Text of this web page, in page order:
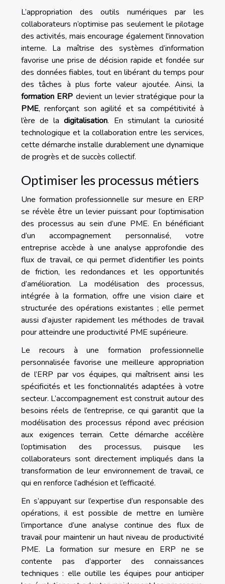
L’appropriation des outils numériques par les
collaborateurs n’optimise pas seulement le pilotage
des activités, mais encourage également l'innovation
interne. La maîtrise des systèmes d’information
favorise une prise de décision rapide et fondée sur
des données fiables, tout en libérant du temps pour
des tâches à plus forte valeur ajoutée. Ainsi, la
formation ERP devient un levier stratégique pour la
PME, renforçant son agilité et sa compétitivité à
l’ère de ladigitalisation. En stimulant la curiosité
technologique et la collaboration entre les services,
cette démarche installe durablement une dynamique
de progrès et de succès collectif.
Optimiser les processus métiers
Une formation professionnelle sur mesure en ERP
se révèle être un levier puissant pour l’optimisation
des processus au sein d’une PME. En bénéficiant
d’un accompagnement personnalisé, votre
entreprise accède à une analyse approfondie des
flux de travail, ce qui permet d’identifier les points
de friction, les redondances et les opportunités
d’amélioration. La modélisation des processus,
intégrée à la formation, offre une vision claire et
structurée des opérations existantes ; elle permet
aussi d’ajuster rapidement les méthodes de travail
pour atteindre une productivité PME supérieure.
Le recours à une formation professionnelle
personnalisée favorise une meilleure appropriation
de l’ERP par vos équipes, qui maîtrisent ainsi les
spécificités et les fonctionnalités adaptées à votre
secteur. L’accompagnement est construit autour des
besoins réels de l’entreprise, ce qui garantit que la
modélisation des processus répond avec précision
aux exigences terrain. Cette démarche accélère
l’optimisation des processus, puisque les
collaborateurs sont directement impliqués dans la
transformation de leur environnement de travail, ce
qui en renforce l’adhésion et l’efficacité.
En s’appuyant sur l’expertise d’un responsable des
opérations, il est possible de mettre en lumière
l’importance d’une analyse continue des flux de
travail pour maintenir un haut niveau de productivité
PME. La formation sur mesure en ERP ne se
contente pas d’apporter des connaissances
techniques : elle outille les équipes pour anticiper